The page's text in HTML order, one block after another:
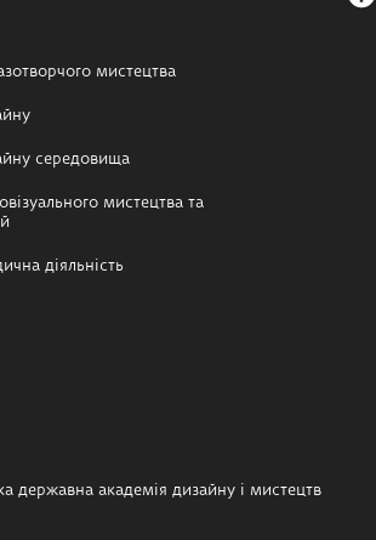
мистецтва
середовища
мистецтва та
діяльність
державна академія дизайну і мистецтв